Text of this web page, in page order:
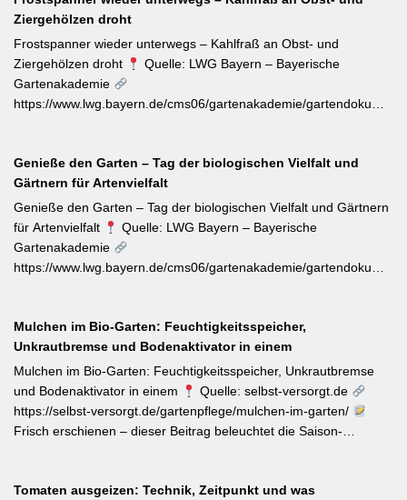
Sorte verdrängen. Kletterrosen wie ‚Sympathie‘ müssen neues
Riebtentrieb durch Anbinden in die gewünschte Richtung geleitet
werden. Ab Ende Juni ist die Hochblüte zudem die beste Zeit für
Veredelungen: robuste Sorten lassen sich jetzt mit jungen
Unterlagen zusammenbringen. Eine schnell wirkende
Spätsommer.
Ziergehölzen droht
Frostspanner wieder unterwegs – Kahlfraß an Obst- und
Ziergehölzen droht
Quelle: LWG Bayern – Bayerische
Gartenakademie
https://www.lwg.bayern.de/cms06/gartenakademie/
Apfelbäumen, Rosen, Ahorn und Hartriegel. Die charakteristisch
„katzenbuckelnd“ krabbelenden Larven des Kleinen und Großen
Frostspanners können bei Massenbefall kahlen Fraß
verursachen. Gegenmaßnahmen: Leimringe ab Herbst, gezielter
Meisen-Förderung und – falls nötig – biologische
Pflanzenschutzmittel. [Thema-Tag: #Schädlingsbekämpfung
Genieße den Garten – Tag der biologischen Vielfalt und
Gärtnern für Artenvielfalt
Genieße den Garten – Tag der biologischen Vielfalt und Gärtnern
für Artenvielfalt
Quelle: LWG Bayern – Bayerische
Gartenakademie
https://www.lwg.bayern.de/cms06/gartenakademie/
Gartenbewirtschaftung – unabhängig von der Gartengröße –
einen messbaren Beitrag zur regionalen Artenvielfalt leistet.
Nützlingsförderung, strukturreiche Beete und der Verzicht auf
Pestizide sind die entscheidenden Stellschrauben. Ein
motivierender Impuls für jeden GBV-Garten. [Thema-Tag:
#Biodiversität #Gartengestaltung #Naturnahergarten]
Mulchen im Bio-Garten: Feuchtigkeitsspeicher,
Unkrautbremse und Bodenaktivator in einem
Mulchen im Bio-Garten: Feuchtigkeitsspeicher, Unkrautbremse
und Bodenaktivator in einem
Quelle: selbst-versorgt.de
https://selbst-versorgt.de/gartenpflege/mulchen-im-garten/
Frisch erschienen – dieser Beitrag beleuchtet die Saison-
Austrocknung. Die ideale Schichtdicke liegt bei 5–10 cm, immer
Tomaten ausgeizen: Technik, Zeitpunkt und was